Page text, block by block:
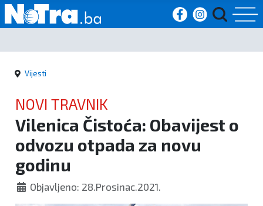
Početna
Vijesti
Sport
Kultura
Crna
kronika
Vijesti
NOVI TRAVNIK
Vilenica Čistoća: Obavijest o
odvozu otpada za novu
godinu
Objavljeno: 28.Prosinac.2021.